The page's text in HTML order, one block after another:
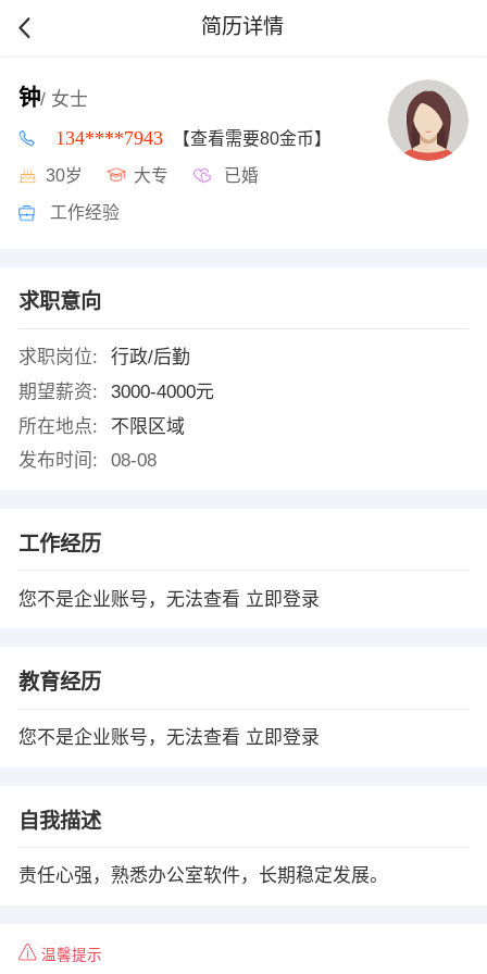
简历详情
钟/ 女士
134****7943 【查看需要80金币】
30岁 大专 已婚
工作经验
求职意向
求职岗位:
行政/后勤
期望薪资:
3000-4000元
所在地点:
不限区域
发布时间:
08-08
工作经历
您不是企业账号，无法查看 立即登录
教育经历
您不是企业账号，无法查看 立即登录
自我描述
责任心强，熟悉办公室软件，长期稳定发展。
温馨提示